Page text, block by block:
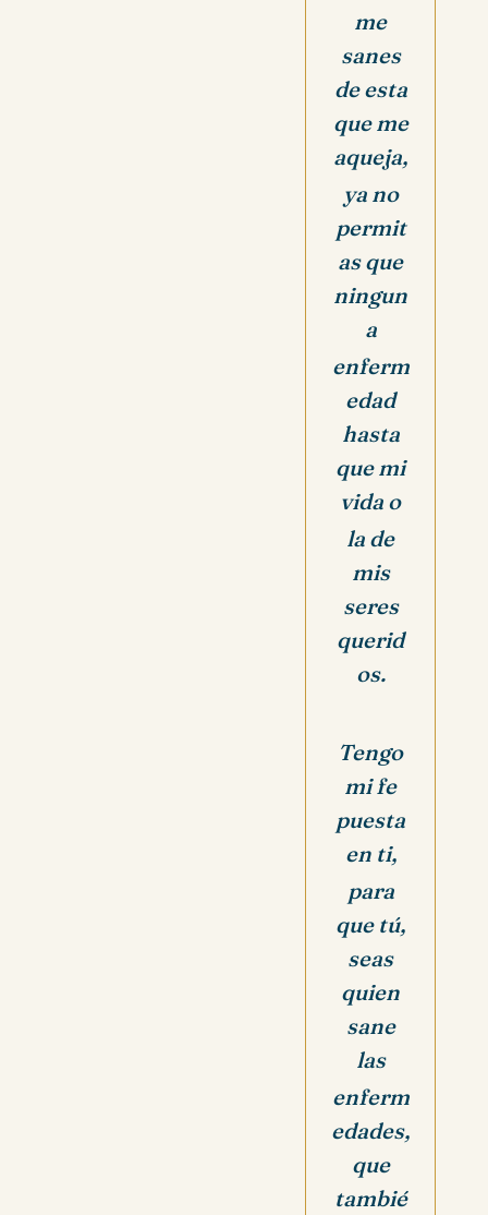
me
sanes
de esta
que me
aqueja,
ya no
permit
as que
ningun
a
enferm
edad
hasta
que mi
vida o
la de
mis
seres
querid
os.
Tengo
mi fe
puesta
en ti,
para
que tú,
seas
quien
sane
las
enferm
edades,
que
tambié